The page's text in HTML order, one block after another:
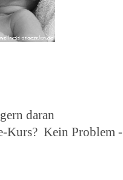
daran
Kurs? Kein Problem -